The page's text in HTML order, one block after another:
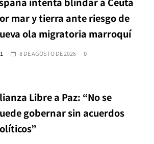
mar y tierra ante riesgo de
ola migratoria marroquí
8 DE AGOSTO DE 2026 0
Libre a Paz: “No se
gobernar sin acuerdos